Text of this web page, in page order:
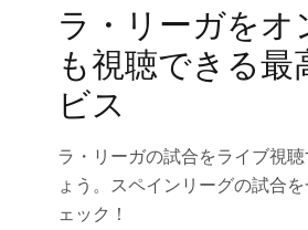
ラ・リーガを
も視聴できる
ビス
ラ・リーガの試合をライブ視
ょう。スペインリーグの試合
ェック！